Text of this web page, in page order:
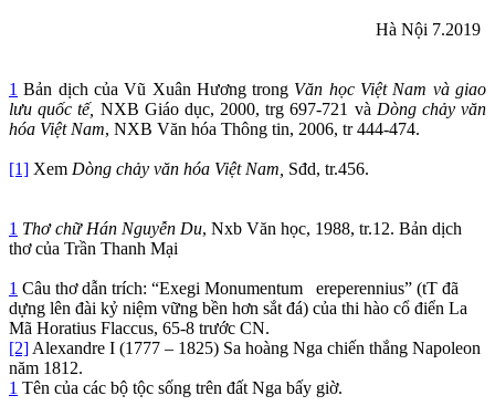
Hà Nội 7.2019
1 Bản dịch của Vũ Xuân Hương trong Văn học Việt Nam và giao
lưu quốc tế, NXB Giáo dục, 2000, trg 697-721 và Dòng chảy văn
hóa Việt Nam, NXB Văn hóa Thông tin, 2006, tr 444-474.
[1] Xem Dòng chảy văn hóa Việt Nam, Sđd, tr.456.
1 Thơ chữ Hán Nguyễn Du, Nxb Văn học, 1988, tr.12. Bản dịch
thơ của Trần Thanh Mại
1 Câu thơ dẫn trích: “Exegi Monumentum ereperennius” (tT đã
dựng lên đài kỷ niệm vững bền hơn sắt đá) của thi hào cổ điển La
Mã Horatius Flaccus, 65-8 trước CN.
[2] Alexandre I (1777 – 1825) Sa hoàng Nga chiến thắng Napoleon
năm 1812.
1 Tên của các bộ tộc sống trên đất Nga bấy giờ.